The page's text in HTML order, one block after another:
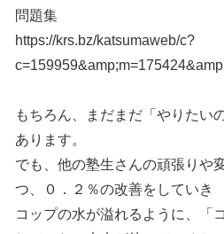
問題集
https://krs.bz/katsumaweb/c?
もちろん、まだまだ「やりたい
あります。
でも、他の塾生さんの頑張りや
つ、０．２％の改善をしていき
コップの水が溢れるように、「